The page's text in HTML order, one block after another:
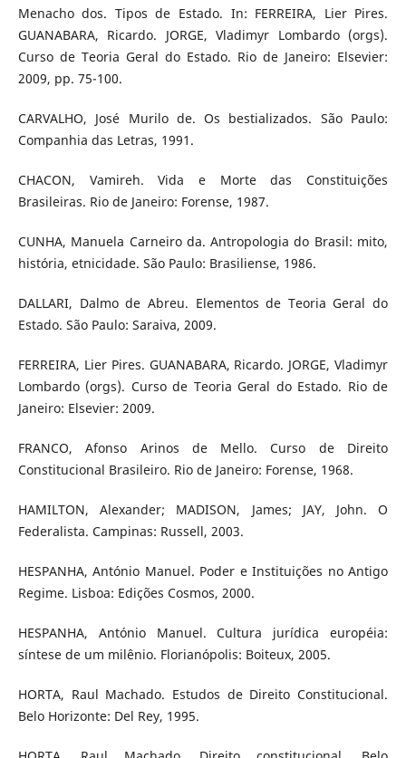
Menacho dos. Tipos de Estado. In: FERREIRA, Lier Pires.
GUANABARA, Ricardo. JORGE, Vladimyr Lombardo (orgs).
Curso de Teoria Geral do Estado. Rio de Janeiro: Elsevier:
2009, pp. 75-100.
CARVALHO, José Murilo de. Os bestializados. São Paulo:
Companhia das Letras, 1991.
CHACON, Vamireh. Vida e Morte das Constituições
Brasileiras. Rio de Janeiro: Forense, 1987.
CUNHA, Manuela Carneiro da. Antropologia do Brasil: mito,
história, etnicidade. São Paulo: Brasiliense, 1986.
DALLARI, Dalmo de Abreu. Elementos de Teoria Geral do
Estado. São Paulo: Saraiva, 2009.
FERREIRA, Lier Pires. GUANABARA, Ricardo. JORGE, Vladimyr
Lombardo (orgs). Curso de Teoria Geral do Estado. Rio de
Janeiro: Elsevier: 2009.
FRANCO, Afonso Arinos de Mello. Curso de Direito
Constitucional Brasileiro. Rio de Janeiro: Forense, 1968.
HAMILTON, Alexander; MADISON, James; JAY, John. O
Federalista. Campinas: Russell, 2003.
HESPANHA, António Manuel. Poder e Instituições no Antigo
Regime. Lisboa: Edições Cosmos, 2000.
HESPANHA, António Manuel. Cultura jurídica européia:
síntese de um milênio. Florianópolis: Boiteux, 2005.
HORTA, Raul Machado. Estudos de Direito Constitucional.
Belo Horizonte: Del Rey, 1995.